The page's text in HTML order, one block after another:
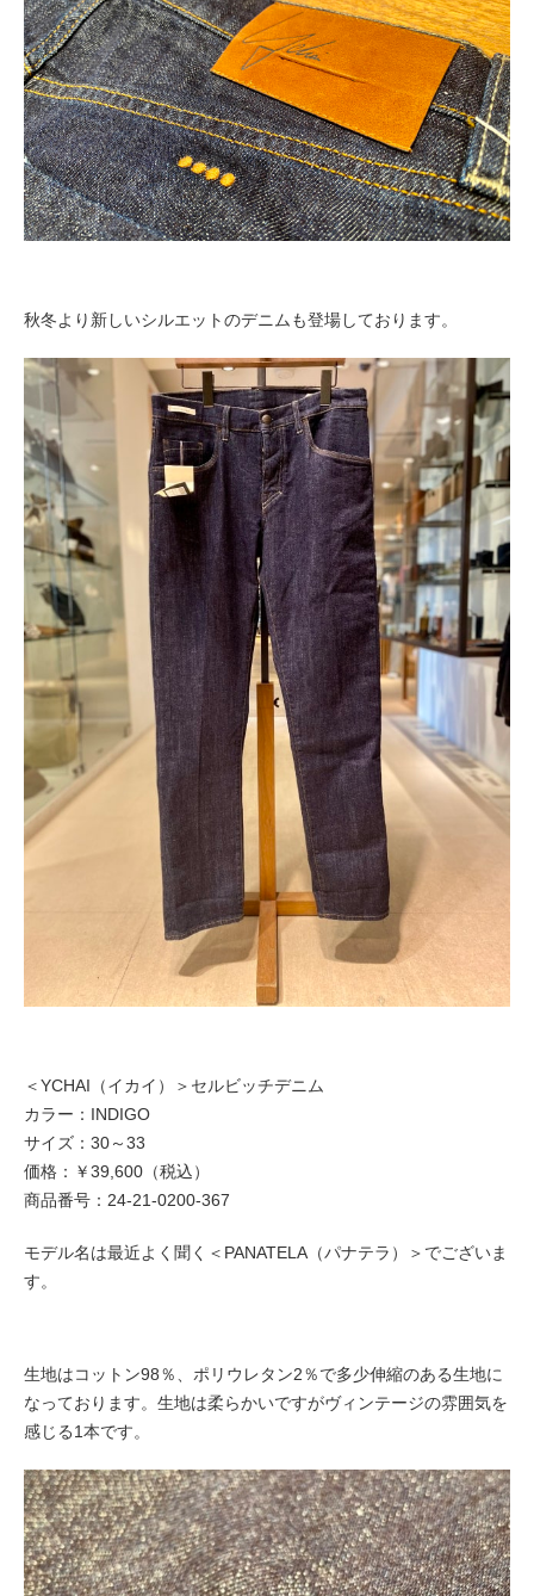
秋冬より新しいシルエットのデニムも登場しております。
＜YCHAI（イカイ）＞セルビッチデニム
カラー：INDIGO
サイズ：30～33
価格：￥39,600（税込）
商品番号：24-21-0200-367
モデル名は最近よく聞く＜PANATELA（パナテラ）＞でございま
す。
生地はコットン98％、ポリウレタン2％で多少伸縮のある生地に
なっております。生地は柔らかいですがヴィンテージの雰囲気を
感じる1本です。